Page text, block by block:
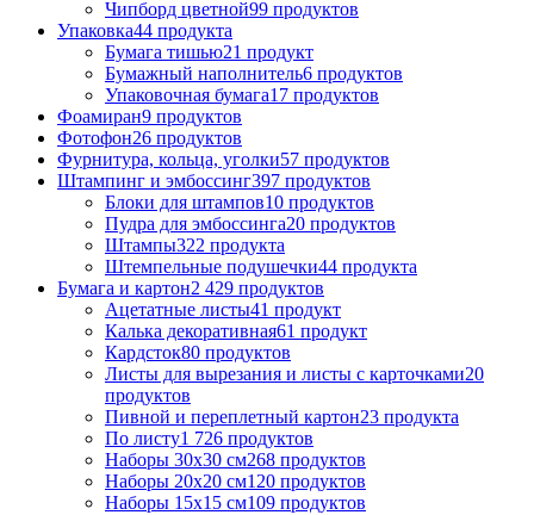
Чипборд цветной99 продуктов
Упаковка44 продукта
Бумага тишью21 продукт
Бумажный наполнитель6 продуктов
Упаковочная бумага17 продуктов
Фоамиран9 продуктов
Фотофон26 продуктов
Фурнитура, кольца, уголки57 продуктов
Штампинг и эмбоссинг397 продуктов
Блоки для штампов10 продуктов
Пудра для эмбоссинга20 продуктов
Штампы322 продукта
Штемпельные подушечки44 продукта
Бумага и картон2 429 продуктов
Ацетатные листы41 продукт
Калька декоративная61 продукт
Кардсток80 продуктов
Листы для вырезания и листы с карточками20
продуктов
Пивной и переплетный картон23 продукта
По листу1 726 продуктов
Наборы 30х30 см268 продуктов
Наборы 20х20 см120 продуктов
Наборы 15х15 см109 продуктов